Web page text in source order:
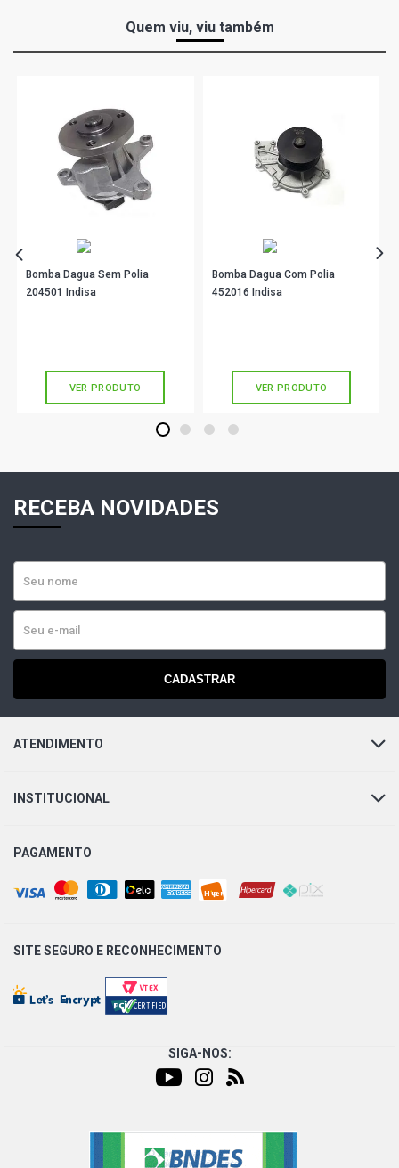
Quem viu, viu também
Bomba Dagua Sem Polia
204501 Indisa
VER PRODUTO
Bomba Dagua Com Polia
452016 Indisa
VER PRODUTO
1 2 3 4
RECEBA NOVIDADES
CADASTRAR
ATENDIMENTO
INSTITUCIONAL
PAGAMENTO
SITE SEGURO E RECONHECIMENTO
SIGA-NOS: